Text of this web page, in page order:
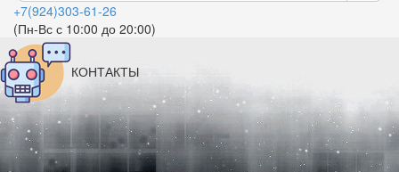
+7(924)303-61-26
(Пн-Вс с 10:00 до 20:00)
КОНТАКТЫ